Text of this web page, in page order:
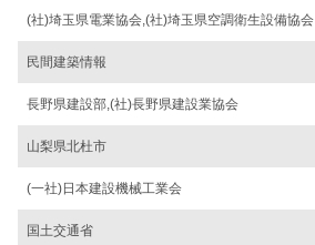
(社)埼玉県電業協会,(社)埼玉県空調衛生設備協会
民間建築情報
長野県建設部,(社)長野県建設業協会
山梨県北杜市
(一社)日本建設機械工業会
国土交通省